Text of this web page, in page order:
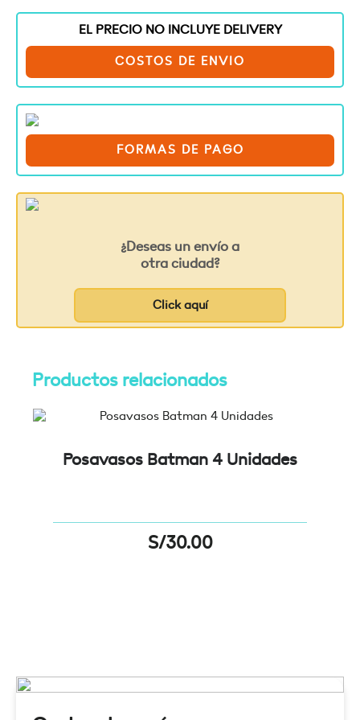
EL PRECIO NO INCLUYE DELIVERY
COSTOS DE ENVIO
FORMAS DE PAGO
¿Deseas un envío a
otra ciudad?
Click aquí
Productos relacionados
Posavasos Batman 4 Unidades
S/30.00